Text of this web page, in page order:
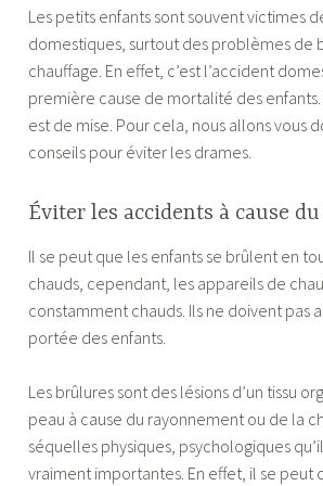
b
i
a
Les petits enfants sont souvent victimes
domestiques, surtout des problèmes de
chauffage. En effet, c’est l’accident
première cause de mortalité des
est de mise. Pour cela, nous allons vous
conseils pour éviter les drames.
Éviter les accidents à cause
Il se peut que les enfants se brûlent en
chauds, cependant, les appareils de
constamment chauds. Ils ne doivent pas
portée des enfants.
Les brûlures sont des lésions d’un tissu
peau à cause du rayonnement ou de la
séquelles physiques, psychologiques
vraiment importantes. En effet, il se peut